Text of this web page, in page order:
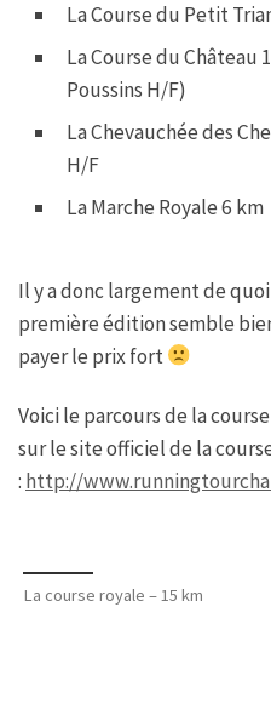
La Course du Petit
La Course du
Poussins H/F)
La Chevauchée des
H/F
La Marche Royale 6 km
Il y a donc largement de
première édition semble
payer le prix fort
Voici le parcours de la
sur le site officiel de la
: http://
La course royale – 15 km